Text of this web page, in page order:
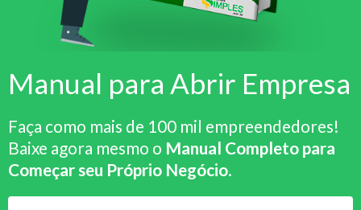
Manual para Abrir Empresa
Faça como mais de 100 mil empreendedores!
Baixe agora mesmo o Manual Completo para
Começar seu Próprio Negócio.